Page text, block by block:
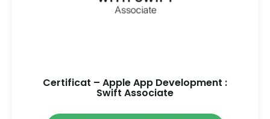
Certificat – Apple App Development :
Swift Associate